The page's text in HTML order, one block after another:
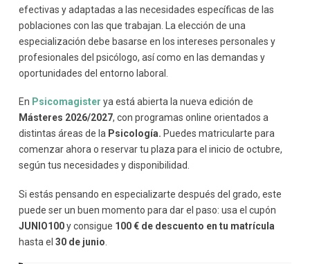
efectivas y adaptadas a las necesidades específicas de las
poblaciones con las que trabajan. La elección de una
especialización debe basarse en los intereses personales y
profesionales del psicólogo, así como en las demandas y
oportunidades del entorno laboral.
En Psicomagister ya está abierta la nueva edición de
Másteres 2026/2027, con programas online orientados a
distintas áreas de la Psicología. Puedes matricularte para
comenzar ahora o reservar tu plaza para el inicio de octubre,
según tus necesidades y disponibilidad.
Si estás pensando en especializarte después del grado, este
puede ser un buen momento para dar el paso: usa el cupón
JUNIO100y consigue 100 € de descuento en tu matrícula
hasta el 30 de junio